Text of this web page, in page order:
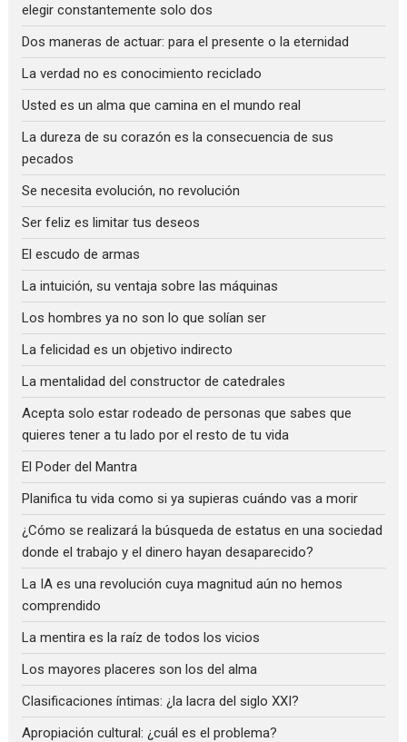
elegir constantemente solo dos
Dos maneras de actuar: para el presente o la eternidad
La verdad no es conocimiento reciclado
Usted es un alma que camina en el mundo real
La dureza de su corazón es la consecuencia de sus
pecados
Se necesita evolución, no revolución
Ser feliz es limitar tus deseos
El escudo de armas
La intuición, su ventaja sobre las máquinas
Los hombres ya no son lo que solían ser
La felicidad es un objetivo indirecto
La mentalidad del constructor de catedrales
Acepta solo estar rodeado de personas que sabes que
quieres tener a tu lado por el resto de tu vida
El Poder del Mantra
Planifica tu vida como si ya supieras cuándo vas a morir
¿Cómo se realizará la búsqueda de estatus en una sociedad
donde el trabajo y el dinero hayan desaparecido?
La IA es una revolución cuya magnitud aún no hemos
comprendido
La mentira es la raíz de todos los vicios
Los mayores placeres son los del alma
Clasificaciones íntimas: ¿la lacra del siglo XXI?
Apropiación cultural: ¿cuál es el problema?